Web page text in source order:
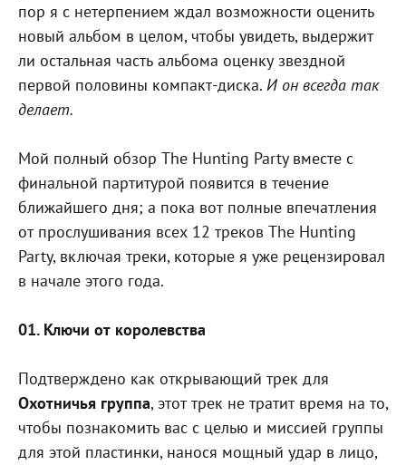
пор я с нетерпением ждал возможности оценить
новый альбом в целом, чтобы увидеть, выдержит
ли остальная часть альбома оценку звездной
первой половины компакт-диска. И он всегда так
делает.
Мой полный обзор The Hunting Party вместе с
финальной партитурой появится в течение
ближайшего дня; а пока вот полные впечатления
от прослушивания всех 12 треков The Hunting
Party, включая треки, которые я уже рецензировал
в начале этого года.
01. Ключи от королевства
Подтверждено как открывающий трек для
Охотничья группа, этот трек не тратит время на то,
чтобы познакомить вас с целью и миссией группы
для этой пластинки, нанося мощный удар в лицо,